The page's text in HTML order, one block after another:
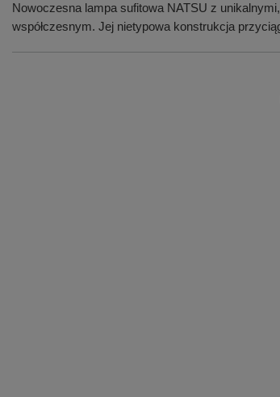
Nowoczesna lampa sufitowa NATSU z
współczesnym. Jej nietypowa konstrukcja